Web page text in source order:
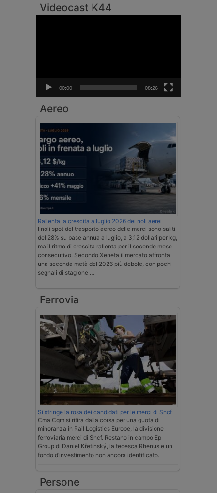
Videocast K44
00:00 08:26
Aereo
Rallenta la crescita a luglio 2026 dei noli aerei
I noli spot del trasporto aereo delle merci sono saliti
del 28% su base annua a luglio, a 3,12 dollari per kg,
ma il ritmo di crescita rallenta per il secondo mese
consecutivo. Secondo Xeneta il mercato affronta
una seconda metà del 2026 più debole, con pochi
segnali di stagione …
Ferrovia
Si stringe la rosa dei candidati per le merci di Sncf
Cma Cgm si ritira dalla corsa per una quota di
minoranza in Rail Logistics Europe, la divisione
ferroviaria merci di Sncf. Restano in campo Ep
Group di Daniel Křetínský, la tedesca Rhenus e un
fondo d’investimento non ancora identificato.
Persone